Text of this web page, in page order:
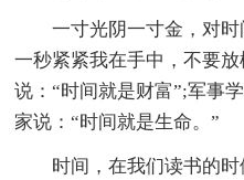
一寸光阴一寸金，对
一秒紧紧我在手中，不要
说：“时间就是财富”;军事
家说：“时间就是生命。”
时间，在我们读书的